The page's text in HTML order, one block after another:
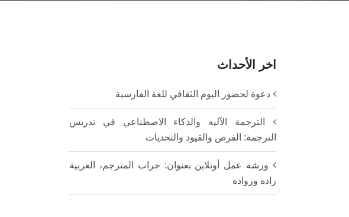
اخر الأحداث
دعوة لحضور اليوم الثقافي للغة الفارسية
الترجمة الآليه والذكاء الاصطناعي في تدريس
الترجمة: الفرص والقيود والتحديات
ورشة عمل أونلاين بعنوان: جراب المترجم، العربية
زاده وزواده